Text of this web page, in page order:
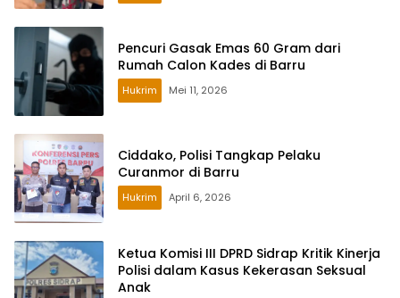
Pencuri Gasak Emas 60 Gram dari
Rumah Calon Kades di Barru
Hukrim Mei 11, 2026
Ciddako, Polisi Tangkap Pelaku
Curanmor di Barru
Hukrim April 6, 2026
Ketua Komisi III DPRD Sidrap Kritik Kinerja
Polisi dalam Kasus Kekerasan Seksual
Anak